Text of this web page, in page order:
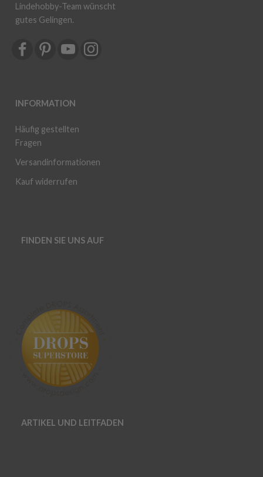
Lindehobby-Team wünscht
gutes Gelingen.
INFORMATION
Häufig gestellten
Fragen
Versandinformationen
Kauf widerrufen
FINDEN SIE UNS AUF
ARTIKEL UND LEITFADEN